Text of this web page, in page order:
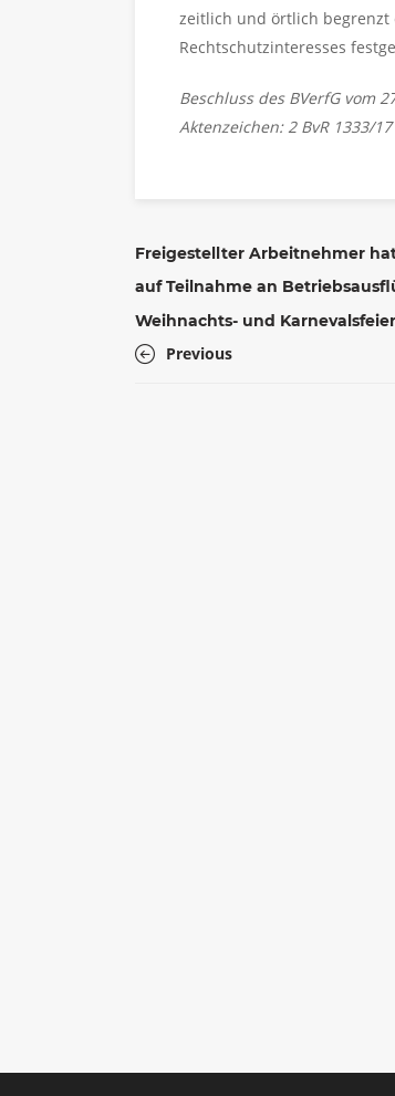
zeitlich und örtlich begrenzt
Rechtschutzinteresses
Beschluss des BVerfG vom
Aktenzeichen: 2 BvR 1333/17
Freigestellter Arbeitnehmer
auf Teilnahme an
Weihnachts- und
Previous